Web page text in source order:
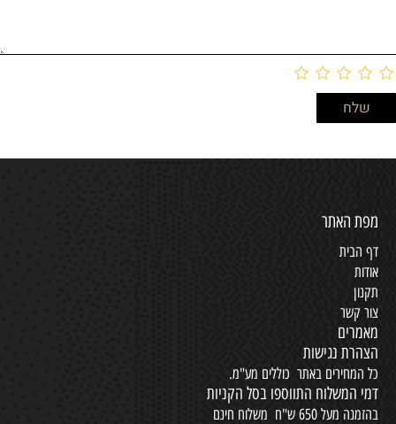
מפת האתר
דף הבית
אודות
תקנון
צור קשר
מאמרים
הצהרת נגישות
כל המחירים באתר כוללים מע"מ.
דמי המשלוח התווספו בסל הקניות
בהזמנה מעל 650 ש"ח משלוח חינם